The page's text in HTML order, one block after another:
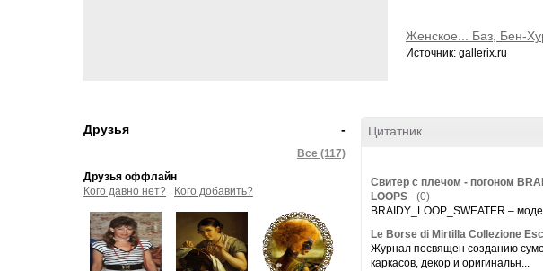
Женское... Баз, Бен-
Источник: gallerix.ru
-
Друзья
Все (117)
Друзья оффлайн
Кого давно нет?
Кого добавить?
Цитатник
Свитер с плечом - погоном
LOOPS - (0)
BRAIDY_LOOP_SWEATER –
Le Borse di Mirtilla Collezione
Журнал посвящен созданию
каркасов, декор и оригинальн...